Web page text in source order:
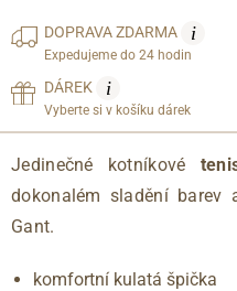
DOPRAVAZDARMA i
Expedujeme do 24 hodin
DÁREK i
Vyberte si v košíku dárek
Jedinečné kotníkové
dokonalém sladění barev
Gant.
komfortní kulatá špička